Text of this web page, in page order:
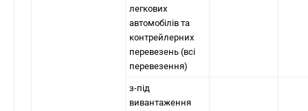
легкових
автомобілів та
контрейлерних
перевезень (всі
перевезення)
з-під
вивантаження